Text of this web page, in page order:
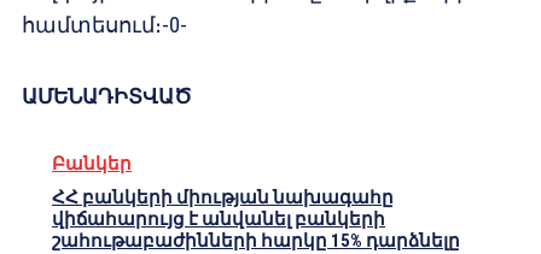
համտեսում։-0-
ԱՄԵՆԱԴԻՏՎԱԾ
Բանկեր
ՀՀ բանկերի միության նախագահը
վիճահարույց է անվանել բանկերի
շահութաբաժինների հարկը 15% դարձնելը